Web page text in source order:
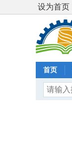
设为首页
首页